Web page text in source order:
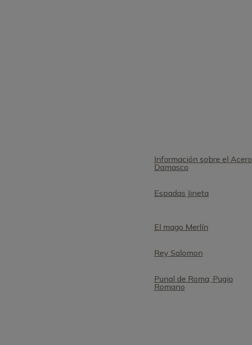
Información sobre el Acero
Damasco
Espadas Jineta
El mago Merlín
Rey Salomon
Punal de Roma, Pugio
Romano